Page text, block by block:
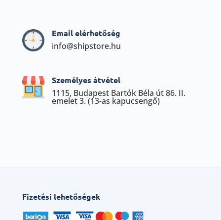
Email elérhetőség
info@shipstore.hu
Személyes átvétel
1115, Budapest Bartók Béla út 86. II.
emelet 3. (13-as kapucsengő)
Fizetési lehetőségek